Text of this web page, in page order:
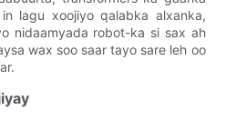
lagu xoojiyo qalabka alxanka,
nidaamyada robot-ka si sax ah
wax soo saar tayo sare leh oo